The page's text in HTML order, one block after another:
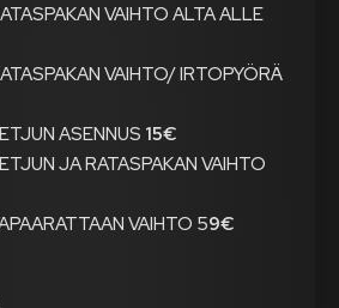
VAIHTO ALTA ALLE
VAIHTO/ IRTOPYÖRÄ
ASENNUS 15€
JA RATASPAKAN VAIHTO
VAIHTO 59€